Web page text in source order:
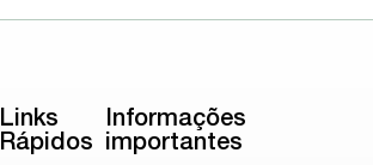
Links
Rápidos
Informações
importantes